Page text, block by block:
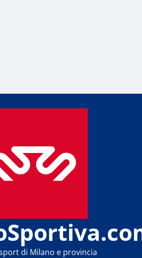
di Milano e provincia